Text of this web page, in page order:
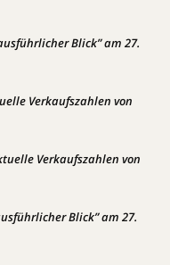
Blick” am 27.
Verkaufszahlen von
Verkaufszahlen von
Blick” am 27.